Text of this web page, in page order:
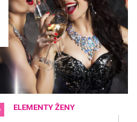
ELEMENTY ŽENY